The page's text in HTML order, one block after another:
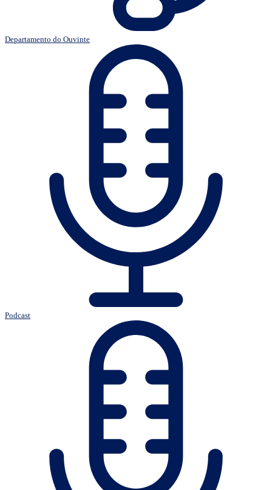
Departamento do Ouvinte
Podcast